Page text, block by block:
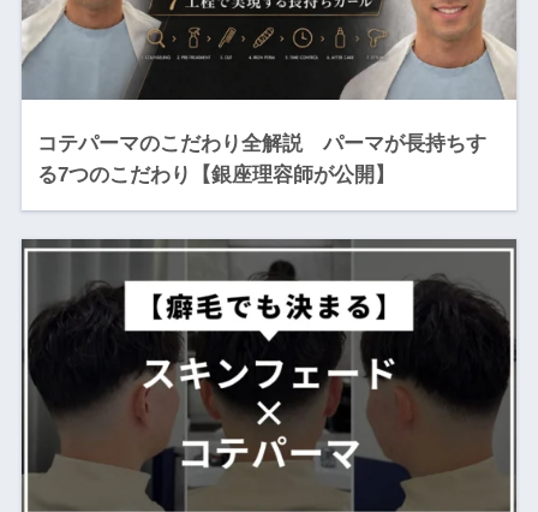
コテパーマのこだわり全解説 パーマが長持ちす
る7つのこだわり【銀座理容師が公開】